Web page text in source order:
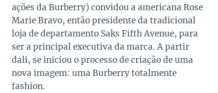
ações da Burberry) convidou a americana Rose
Marie Bravo, então presidente da tradicional
loja de departamento Saks Fifth Avenue, para
ser a principal executiva da marca. A partir
dali, se iniciou o processo de criação de uma
nova imagem: uma Burberry totalmente
fashion.